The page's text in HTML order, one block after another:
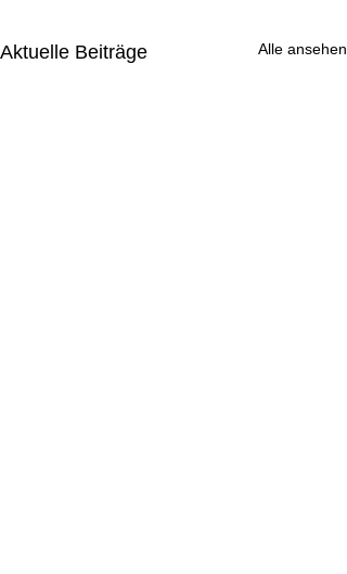
Aktuelle Beiträge Alle ansehen